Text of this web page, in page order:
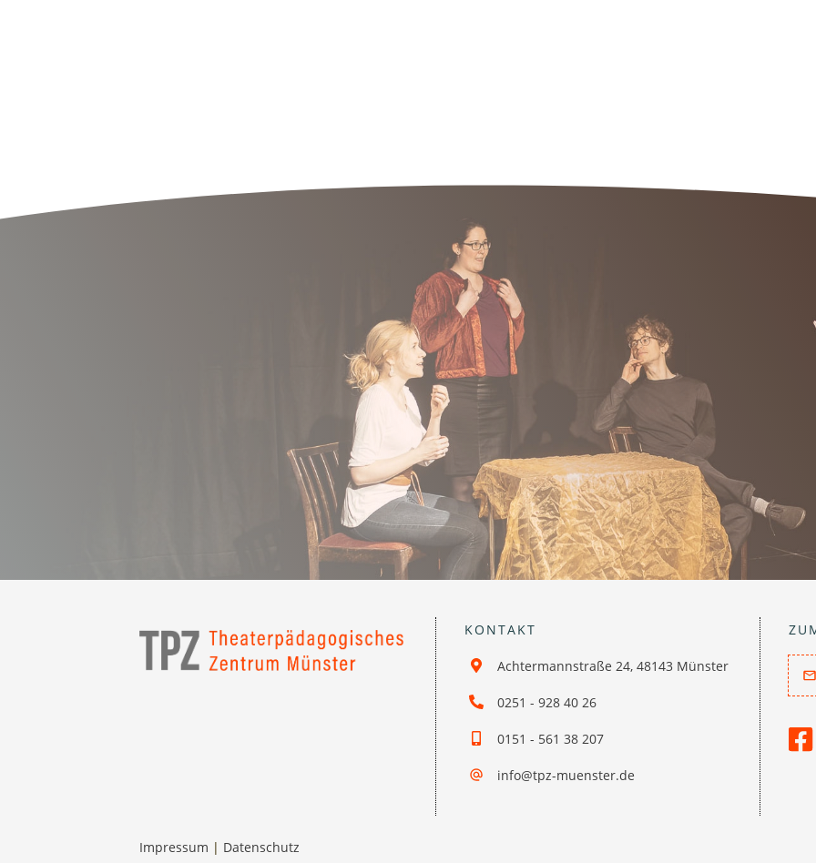
KONTAKT
Achtermannstraße 24, 48143 Münster
0251 - 928 40 26
0151 - 561 38 207
info@tpz-muenster.de
Impressum | Datenschutz